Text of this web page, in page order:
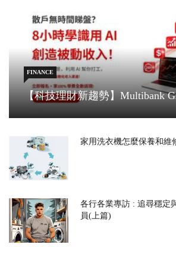
FINANCE
【科技理財新趨勢】Multibank
家用洗衣機怎麼保養和維
各行各業專訪 : 追尋穩定
員(上篇)